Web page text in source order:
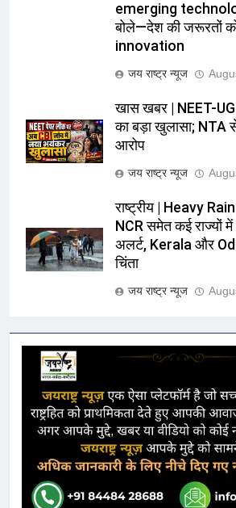
emerging
बोले—देश की जरूरतों
innovation
जय राष्ट्र न्यूज
खास खबर | NEET-UG
का बड़ा खुलासा; NTA
आरोप
जय राष्ट्र न्यूज
राष्ट्रीय | Heavy
NCR समेत कई राज्यों में
अलर्ट, Kerala और
चिंता
जय राष्ट्र न्यूज